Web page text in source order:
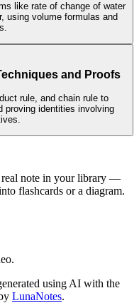
like rate of change of water
using volume formulas and
and Proofs
rule, and chain rule to
proving identities involving
real note in your library —
flashcards or a diagram.
using AI with the
LunaNotes.